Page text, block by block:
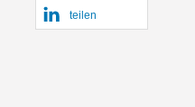
teilen